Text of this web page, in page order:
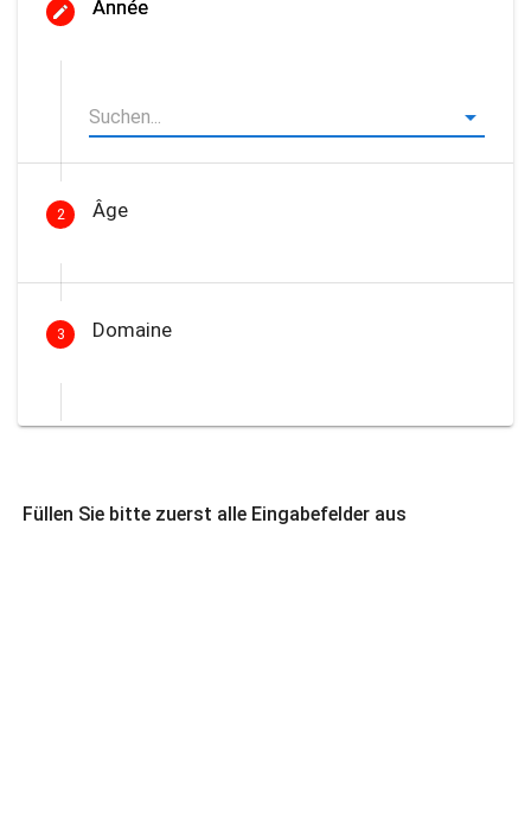
Année
2 Âge
3 Domaine
Füllen Sie bitte zuerst alle Eingabefelder aus